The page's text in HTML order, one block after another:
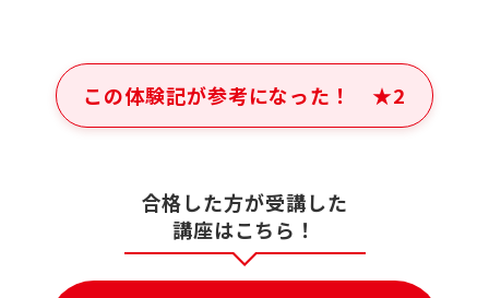
この体験記が参考になった！ ★2
合格した方が受講した
講座はこちら！